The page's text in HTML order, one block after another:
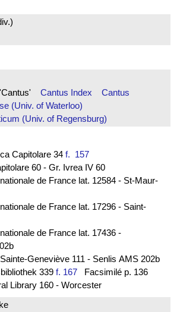
'Cantus' Cantus Index
Cantus
(Univ. of Waterloo)
(Univ. of Regensburg)
Capitolare 34 f. 157
60 - Gr. Ivrea IV 60
de France lat. 12584 - St-Maur-
de France lat. 17296 - Saint-
de France lat. 17436 -
Geneviève 111 - Senlis AMS 202b
339 f. 167 Facsimilé p. 136
Library 160 - Worcester